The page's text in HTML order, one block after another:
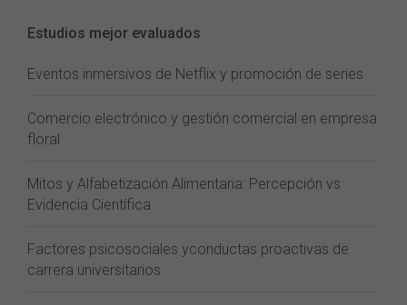
Estudios mejor evaluados
Eventos inmersivos de Netflix y promoción de series
Comercio electrónico y gestión comercial en empresa
floral
Mitos y Alfabetización Alimentaria: Percepción vs
Evidencia Científica
Factores psicosociales yconductas proactivas de
carrera universitarios